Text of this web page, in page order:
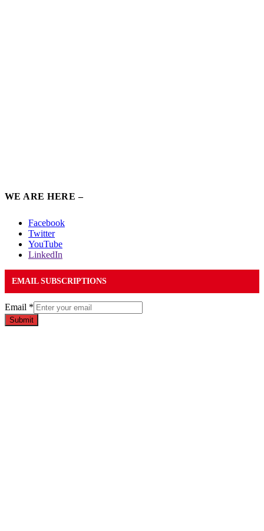
WE ARE HERE –
Facebook
Twitter
YouTube
LinkedIn
EMAIL SUBSCRIPTIONS
Email *
Submit